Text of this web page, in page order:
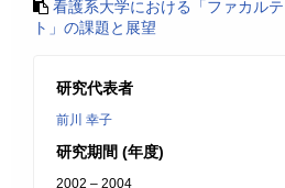
看護系大学における「ファカル
ト」の課題と展望
研究代表者
前川 幸子
研究期間 (年度)
2002 – 2004